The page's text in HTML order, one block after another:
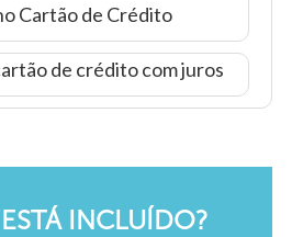
Cartão de Crédito
de crédito com juros
INCLUÍDO?